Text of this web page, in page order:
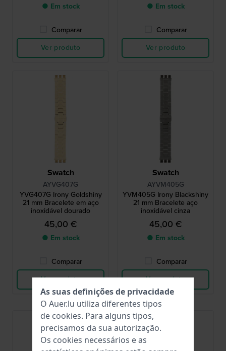
● Em stock
Comparar
Ver produto
● Em stock
Comparar
Ver produto
Swatch
AYVG407G
YVG407G Irony Goldshiny
21 mm Bracelete em aço
inoxidável dourado
45,00 €
● Em stock
Comparar
Ver produto
Swatch
AYVM405G
YVM405G Irony Blackshiny
21 mm Bracelete aço
inoxidável cinza
45,00 €
● Em stock
Comparar
Ver produto
As suas definições de privacidade
O Auer.lu utiliza diferentes tipos
de cookies. Para alguns tipos,
precisamos da sua autorização.
Os cookies necessários e as